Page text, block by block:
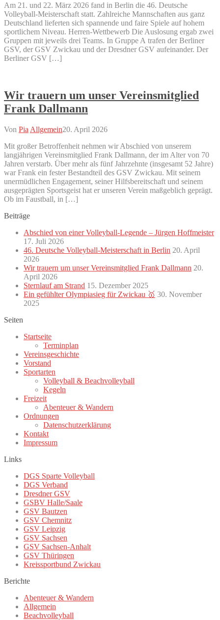
Am 21. und 22. März 2026 fand in Berlin die 46. Deutsche
Volleyball-Meisterschaft statt. Zahlreiche Mannschaften aus ganz
Deutschland lieferten sich spannende und faire Spiele auf hohem
sportlichem Niveau. Herren-Wettbewerb Die Auslosung ergab zwei
Gruppen mit jeweils drei Teams. In Gruppe A trafen der Berliner
GSV, der GSV Zwickau und der Dresdner GSV aufeinander. Der
Berliner GSV […]
Wir trauern um unser Vereinsmitglied
Frank Dallmann
Von Pia Allgemein20. April 2026
Mit großer Betroffenheit nehmen wir Abschied von unserem
langjährigen Vereinsmitglied Frank Dallmann, der im Alter von 70
Jahren verstarb. Über mehr als fünf Jahrzehnte (insgesamt 52 Jahre)
war Frank ein fester Bestandteil des GSV Zwickau. Mit seinem
unermüdlichen Engagement, seiner Hilfsbereitschaft und seinem
ausgeprägten Sportsgeist hat er unseren Verein maßgeblich geprägt.
Ob im Faustball, in […]
Beiträge
Abschied von einer Volleyball-Legende – Jürgen Hoffmeister
17. Juli 2026
46. Deutsche Volleyball-Meisterschaft in Berlin 20. April
2026
Wir trauern um unser Vereinsmitglied Frank Dallmann 20.
April 2026
Sternlauf am Strand 15. Dezember 2025
Ein gefühlter Olympiasieg für Zwickau 🥇 30. November
2025
Seiten
Startseite
Terminplan
Vereinsgeschichte
Vorstand
Sportarten
Volleyball & Beachvolleyball
Kegeln
Freizeit
Abenteuer & Wandern
Ordnungen
Datenschutzerklärung
Kontakt
Impressum
Links
DGS Sparte Volleyball
DGS Verband
Dresdner GSV
GSBV Halle/Saale
GSV Bautzen
GSV Chemnitz
GSV Leipzig
GSV Sachsen
GSV Sachsen-Anhalt
GSV Thüringen
Kreissportbund Zwickau
Berichte
Abenteuer & Wandern
Allgemein
Beachvolleyball